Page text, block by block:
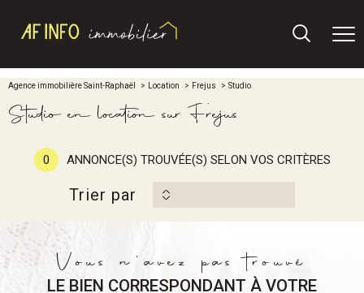
Agence immobilière Saint-Raphaël Location Frejus Studio
Studio en location sur Frejus
0 ANNONCE(S) TROUVÉE(S) SELON VOS CRITÈRES
Trier par
Vous n'avez pas trouvé
LE BIEN CORRESPONDANT À VOTRE